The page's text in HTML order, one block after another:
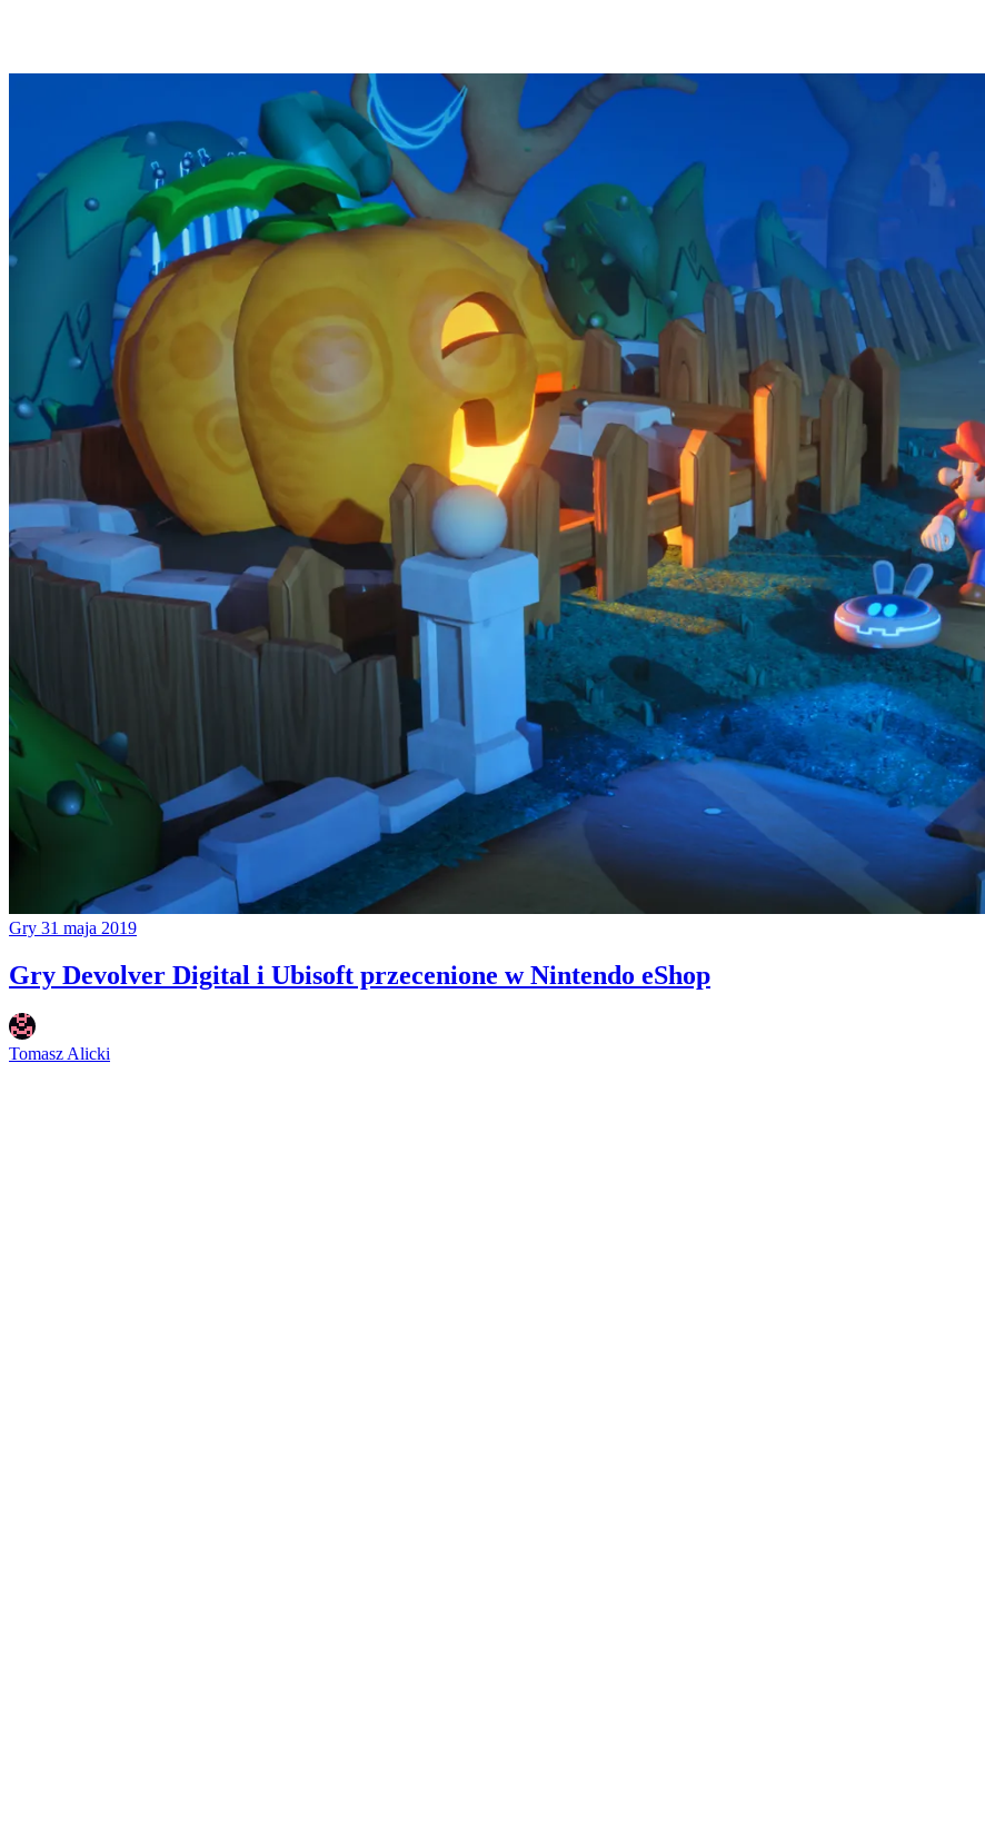
Gry 31 maja 2019
Gry Devolver Digital i Ubisoft przecenione w Nintendo eShop
Tomasz Alicki